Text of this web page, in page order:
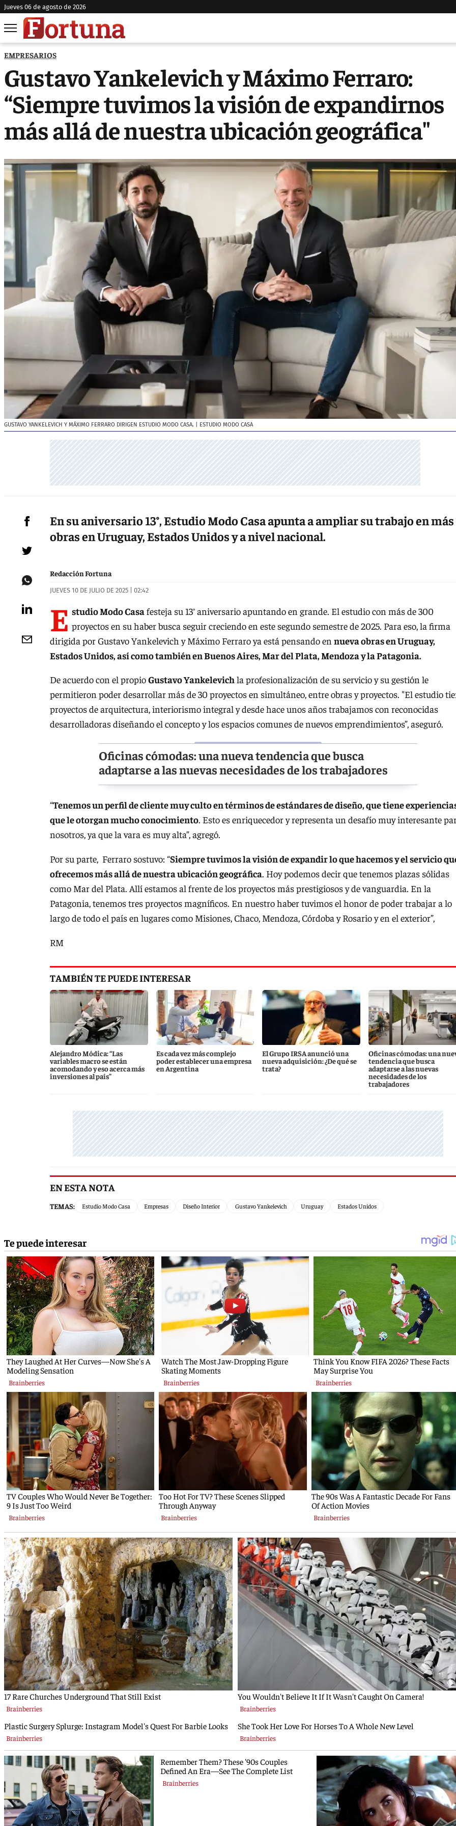
jueves 06 de agosto de 2026
EMPRESARIOS
Gustavo Yankelevich y Máximo Ferraro:
“Siempre tuvimos la visión de expandirnos
más allá de nuestra ubicación geográfica"
GUSTAVO YANKELEVICH Y MÁXIMO FERRARO DIRIGEN ESTUDIO MODO CASA. | ESTUDIO MODO CASA
En su aniversario 13°, Estudio Modo Casa apunta a ampliar su trabajo en más
obras en Uruguay, Estados Unidos y a nivel nacional.
Redacción Fortuna
JUEVES 10 DE JULIO DE 2025 | 02:42
E studio Modo Casafesteja su 13° aniversario apuntando en grande. El estudio con más de 300
proyectos en su haber busca seguir creciendo en este segundo semestre de 2025. Para eso, la firma
dirigida por Gustavo Yankelevich y Máximo Ferraro ya está pensando en nueva obras en Uruguay,
Estados Unidos, así como también en Buenos Aires, Mar del Plata, Mendoza y la Patagonia.
De acuerdo con el propioGustavo Yankelevich la profesionalización de su servicio y su gestión le
permitieron poder desarrollar más de 30 proyectos en simultáneo, entre obras y proyectos. "El estudio
proyectos de arquitectura, interiorismo integral y desde hace unos años trabajamos con reconocidas
desarrolladoras diseñando el concepto y los espacios comunes de nuevos emprendimientos”, aseguró.
Oficinas cómodas: una nueva tendencia que busca
adaptarse a las nuevas necesidades de los trabajadores
“Tenemos un perfil de cliente muy culto en términos de estándares de diseño, que tiene
que le otorgan mucho conocimiento. Esto es enriquecedor y representa un desafío muy interesante
nosotros, ya que la vara es muy alta”, agregó.
Por su parte, Ferraro sostuvo: “Siempre tuvimos la visión de expandir lo que hacemos y el servicio
ofrecemos más allá de nuestra ubicación geográfica. Hoy podemos decir que tenemos plazas sólidas
como Mar del Plata. Allí estamos al frente de los proyectos más prestigiosos y de vanguardia. En la
Patagonia, tenemos tres proyectos magníficos. En nuestro haber tuvimos el honor de poder trabajar a lo
largo de todo el país en lugares como Misiones, Chaco, Mendoza, Córdoba y Rosario y en el exterior”,
RM
TAMBIÉN TE PUEDE INTERESAR
Alejandro Módica: “Las
variables macro se están
acomodando y eso acerca más
inversiones al país”
Es cada vez más complejo
poder establecer una empresa
en Argentina
El Grupo IRSA anunció una
nueva adquisición: ¿De qué se
trata?
Oficinas cómodas: una
tendencia que busca
adaptarse a las nuevas
necesidades de los
trabajadores
EN ESTA NOTA
TEMAS: Estudio Modo Casa Empresas Diseño Interior Gustavo Yankelevich Uruguay Estados Unidos